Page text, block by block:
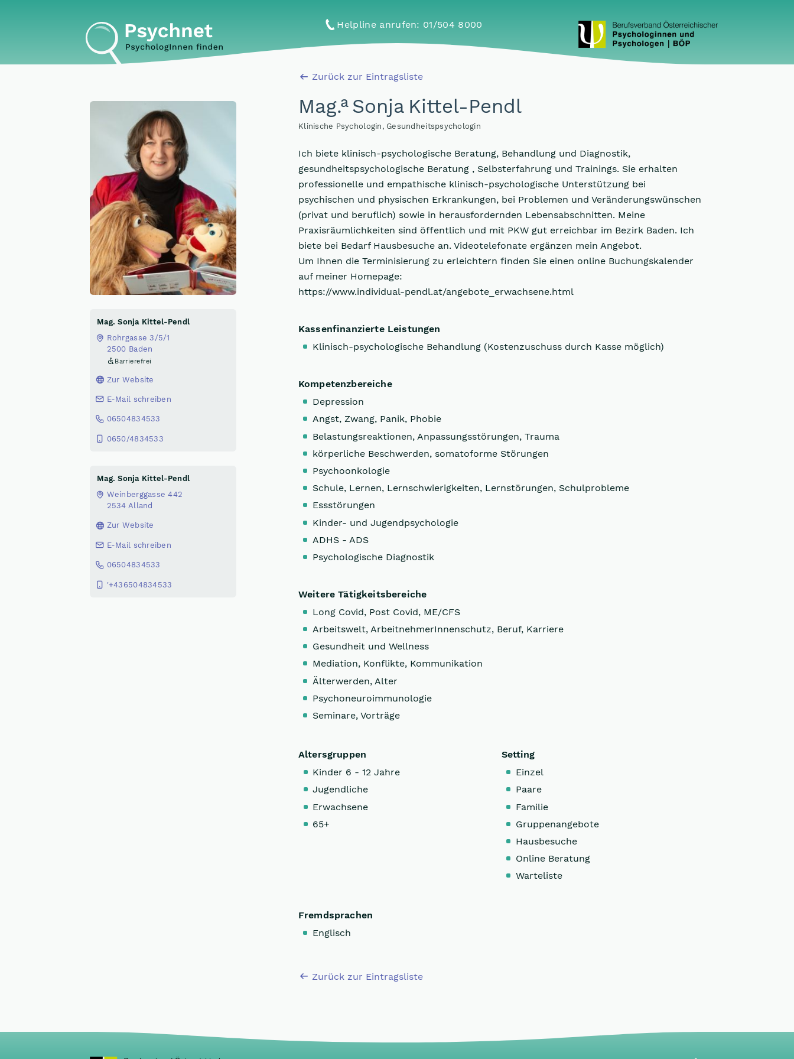
Helpline anrufen: 01/504 8000
Zurück zur Eintragsliste
Mag.aSonja Kittel-Pendl
Klinische Psychologin, Gesundheitspsychologin
Mag. Sonja Kittel-Pendl
Rohrgasse 3/5/1
2500 Baden
Barrierefrei
Zur Website
E-Mail schreiben
06504834533
0650/4834533
Mag. Sonja Kittel-Pendl
Weinberggasse 442
2534 Alland
Zur Website
E-Mail schreiben
06504834533
'+436504834533
Ich biete klinisch-psychologische Beratung, Behandlung und Diagnostik,
gesundheitspsychologische Beratung , Selbsterfahrung und Trainings. Sie erhalten
professionelle und empathische klinisch-psychologische Unterstützung bei
psychischen und physischen Erkrankungen, bei Problemen und Veränderungswünschen
(privat und beruflich) sowie in herausfordernden Lebensabschnitten. Meine
Praxisräumlichkeiten sind öffentlich und mit PKW gut erreichbar im Bezirk Baden. Ich
biete bei Bedarf Hausbesuche an. Videotelefonate ergänzen mein Angebot.
Um Ihnen die Terminisierung zu erleichtern finden Sie einen online Buchungskalender
auf meiner Homepage:
https://www.individual-pendl.at/angebote_erwachsene.html
Kassenfinanzierte Leistungen
Klinisch-psychologische Behandlung (Kostenzuschuss durch Kasse möglich)
Kompetenzbereiche
Depression
Angst, Zwang, Panik, Phobie
Belastungsreaktionen, Anpassungsstörungen, Trauma
körperliche Beschwerden, somatoforme Störungen
Psychoonkologie
Schule, Lernen, Lernschwierigkeiten, Lernstörungen, Schulprobleme
Essstörungen
Kinder- und Jugendpsychologie
ADHS - ADS
Psychologische Diagnostik
Weitere Tätigkeitsbereiche
Long Covid, Post Covid, ME/CFS
Arbeitswelt, ArbeitnehmerInnenschutz, Beruf, Karriere
Gesundheit und Wellness
Mediation, Konflikte, Kommunikation
Älterwerden, Alter
Psychoneuroimmunologie
Seminare, Vorträge
Altersgruppen
Kinder 6 - 12 Jahre
Jugendliche
Erwachsene
65+
Setting
Einzel
Paare
Familie
Gruppenangebote
Hausbesuche
Online Beratung
Warteliste
Fremdsprachen
Englisch
Zurück zur Eintragsliste